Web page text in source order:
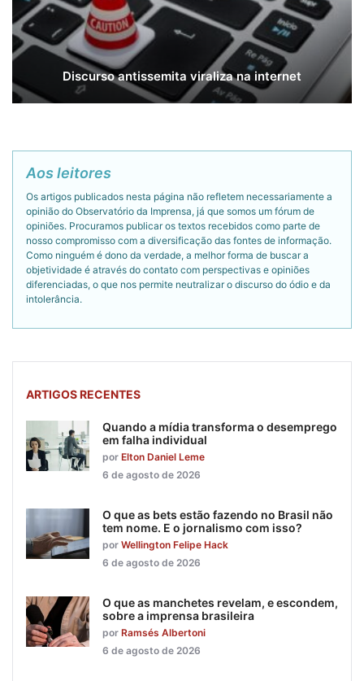
Discurso antissemita viraliza na internet
Aos leitores
Os artigos publicados nesta página não refletem necessariamente a
opinião do Observatório da Imprensa, já que somos um fórum de
opiniões. Procuramos publicar os textos recebidos como parte de
nosso compromisso com a diversificação das fontes de informação.
Como ninguém é dono da verdade, a melhor forma de buscar a
objetividade é através do contato com perspectivas e opiniões
diferenciadas, o que nos permite neutralizar o discurso do ódio e da
intolerância.
ARTIGOS RECENTES
Quando a mídia transforma o desemprego
em falha individual
por Elton Daniel Leme
6 de agosto de 2026
O que as bets estão fazendo no Brasil não
tem nome. E o jornalismo com isso?
por Wellington Felipe Hack
6 de agosto de 2026
O que as manchetes revelam, e escondem,
sobre a imprensa brasileira
por Ramsés Albertoni
6 de agosto de 2026